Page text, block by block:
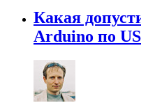
Какая
Arduino по